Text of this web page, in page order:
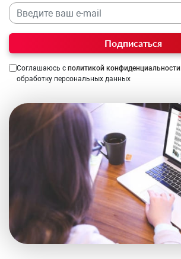
Подписаться
Соглашаюсь с политикой конфиденциальности
обработку персональных данных